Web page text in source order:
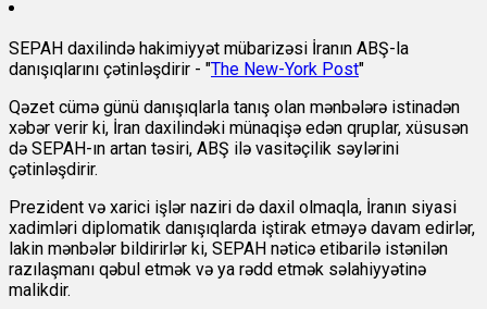
SEPAH daxilində hakimiyyət mübarizəsi İranın ABŞ-la
danışıqlarını çətinləşdirir - "The New-York Post"
Qəzet cümə günü danışıqlarla tanış olan mənbələrə istinadən
xəbər verir ki, İran daxilindəki münaqişə edən qruplar, xüsusən
də SEPAH-ın artan təsiri, ABŞ ilə vasitəçilik səylərini
çətinləşdirir.
Prezident və xarici işlər naziri də daxil olmaqla, İranın siyasi
xadimləri diplomatik danışıqlarda iştirak etməyə davam edirlər,
lakin mənbələr bildirirlər ki, SEPAH nəticə etibarilə istənilən
razılaşmanı qəbul etmək və ya rədd etmək səlahiyyətinə
malikdir.